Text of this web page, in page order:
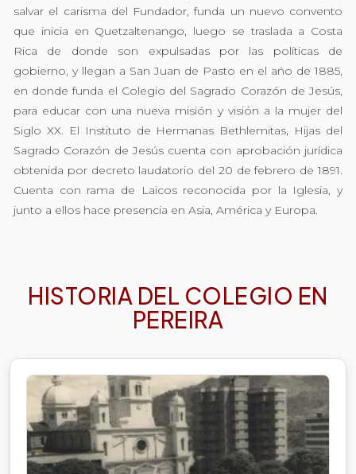
salvar el carisma del Fundador, funda un nuevo convento
que inicia en Quetzaltenango, luego se traslada a Costa
Rica de donde son expulsadas por las políticas de
gobierno, y llegan a San Juan de Pasto en el año de 1885,
en donde funda el Colegio del Sagrado Corazón de Jesús,
para educar con una nueva misión y visión a la mujer del
Siglo XX. El Instituto de Hermanas Bethlemitas, Hijas del
Sagrado Corazón de Jesús cuenta con aprobación jurídica
obtenida por decreto laudatorio del 20 de febrero de 1891.
Cuenta con rama de Laicos reconocida por la Iglesia, y
junto a ellos hace presencia en Asia, América y Europa.
HISTORIA DEL COLEGIO EN
PEREIRA